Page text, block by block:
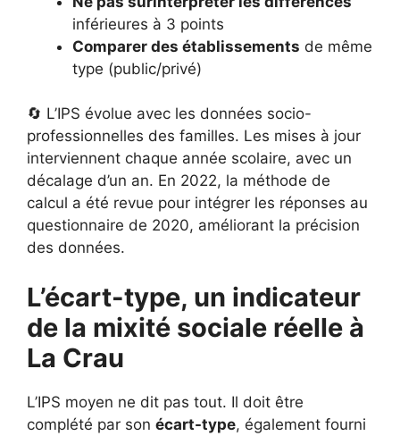
inférieures à 3 points
Comparer des établissements de même
type (public/privé)
🔄 L’IPS évolue avec les données socio-
professionnelles des familles. Les mises à jour
interviennent chaque année scolaire, avec un
décalage d’un an. En 2022, la méthode de
calcul a été revue pour intégrer les réponses au
questionnaire de 2020, améliorant la précision
des données.
L’écart-type, un indicateur
de la mixité sociale réelle à
La Crau
L’IPS moyen ne dit pas tout. Il doit être
complété par son écart-type, également fourni